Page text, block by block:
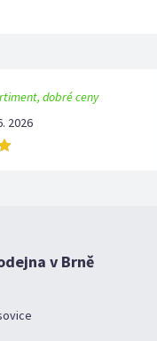
dobré ceny
2026
v Brně